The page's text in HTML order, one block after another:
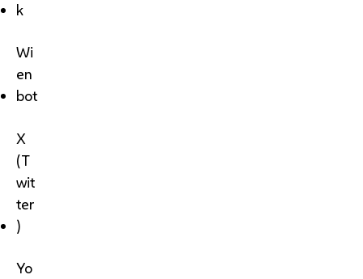
k
Wi
en
bot
X
(T
wit
ter
)
Yo